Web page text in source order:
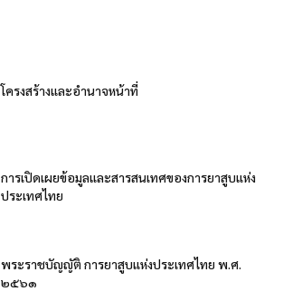
โครงสร้างและอำนาจหน้าที่
การเปิดเผยข้อมูลและสารสนเทศของการยาสูบแห่ง
ประเทศไทย
พระราชบัญญัติ การยาสูบแห่งประเทศไทย พ.ศ.
๒๕๖๑